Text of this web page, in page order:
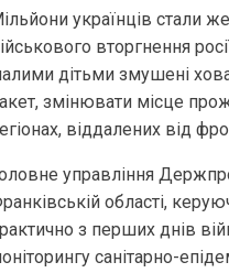
українців стали
вторгнення
дітьми змушені
змінювати місце
віддалених від
управління
області,
з перших днів
санітарно-